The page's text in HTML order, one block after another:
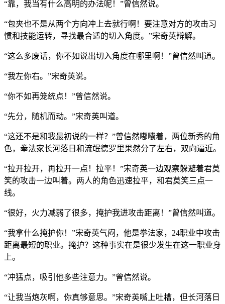
“靠，我当有什么高明的办法呢！”曾信然说。
“包夹也不是从两个方向冲上去就行啊！要注意对方的攻击习
惯和技能运转，寻找最合适的切入角度。”宋奇英辩解。
“这么多废话，你不如说出切入角度在哪里啊！”曾信然叫道。
“我左你右。”宋奇英说。
“你不如再笼统点！”曾信然说。
“先分，随机而动。”宋奇英叫道。
“这还不是和我最初说的一样？”曾信然嘟囔着，两位新秀的角
色，拳法家长河落日和流氓德罗里果然分了左右，双向逼近。
“拉开拉开，再拉开一点！拉平！”宋奇英一边观察躲避着君莫
笑的攻击一边叫着。两人的角色迅速拉平，和君莫笑三点一
线。
“很好，火力减弱了很多，掩护我进攻击距离！”曾信然叫道。
“我拿什么掩护你！”宋奇英气闷，他是拳法家，24职业中攻击
距离最短的职业。掩护？这种事实在是很少发生在这一职业身
上。
“冲猛点，吸引他多些注意力。”曾信然说。
“让我当炮灰啊，你真够意思。”宋奇英嘴上吐槽，但长河落日